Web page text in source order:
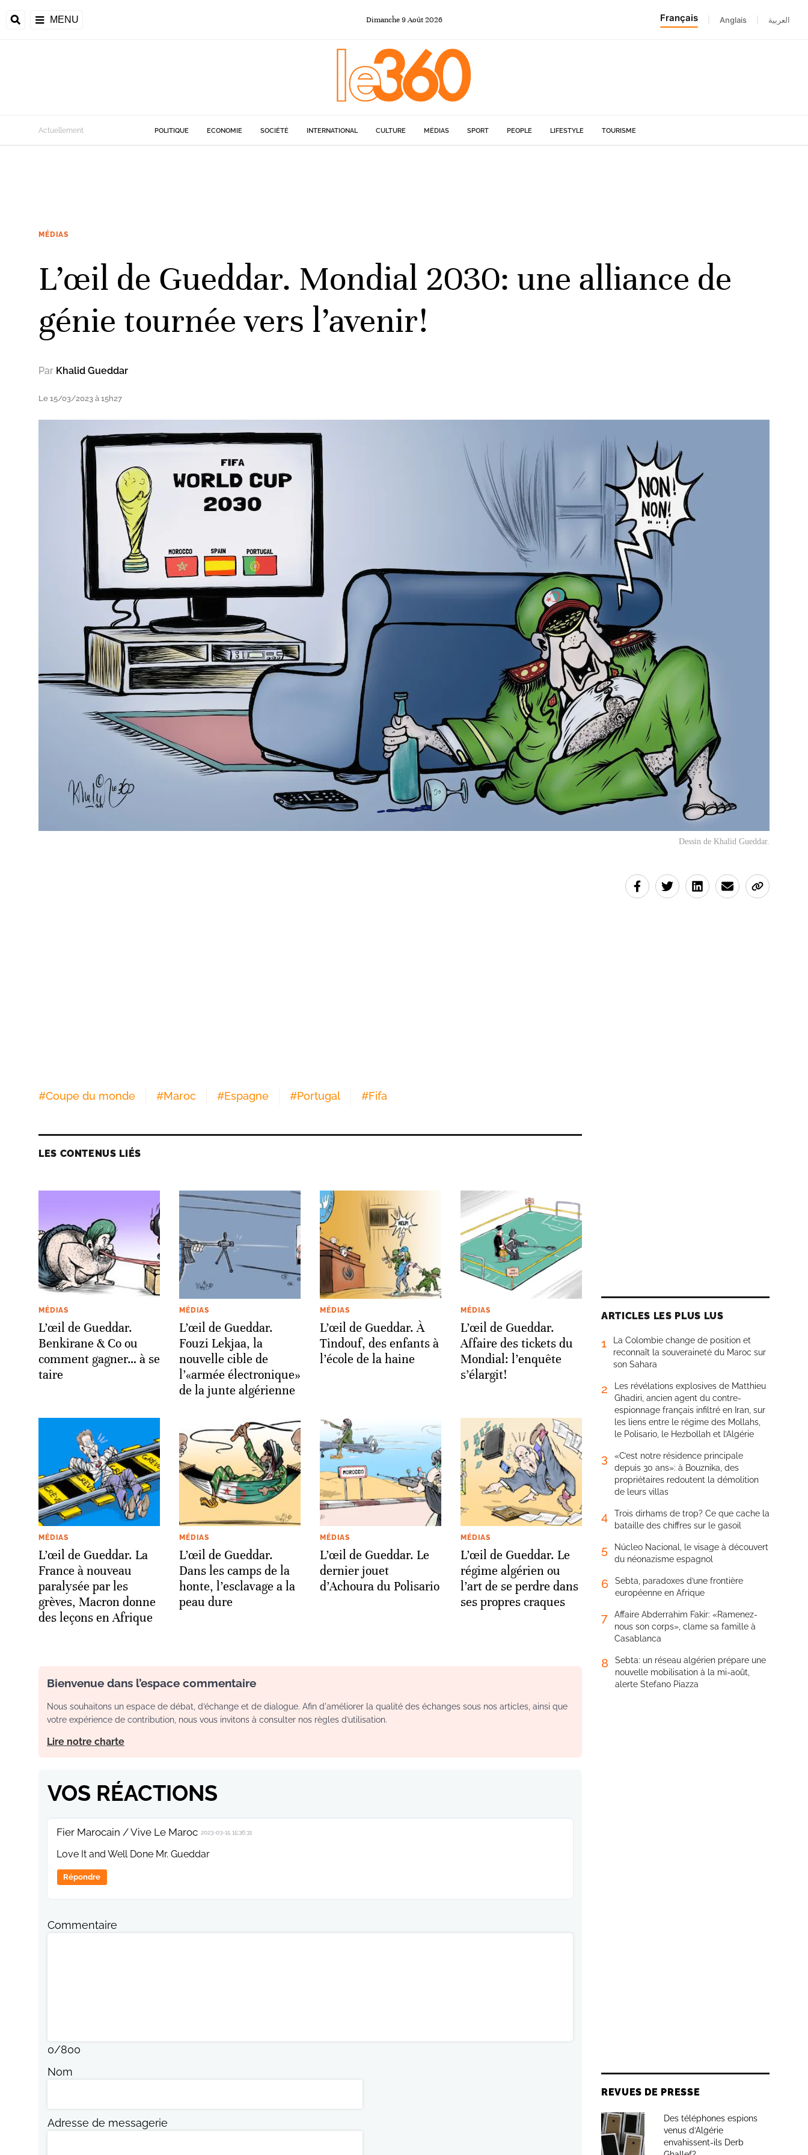
MENU Dimanche 9Août 2026 Français Anglais العربية
Actuellement POLITIQUE ECONOMIE SOCIÉTÉ INTERNATIONAL CULTURE MÉDIAS SPORT PEOPLE LIFESTYLE TOURISME
MÉDIAS
L’œil de Gueddar. Mondial 2030: une alliance de
génie tournée vers l’avenir!
Par Khalid Gueddar
Le 15/03/2023 à 15h27
Dessin de Khalid Gueddar.
#Coupe du monde #Maroc #Espagne #Portugal #Fifa
LES CONTENUS LIÉS
MÉDIAS
L’œil de Gueddar.
Benkirane & Co ou
comment gagner… à se
taire
MÉDIAS
L’œil de Gueddar.
Fouzi Lekjaa, la
nouvelle cible de
l’«armée électronique»
de la junte algérienne
MÉDIAS
L’œil de Gueddar. À
Tindouf, des enfants à
l’école de la haine
MÉDIAS
L’œil de Gueddar.
Affaire des tickets du
Mondial: l’enquête
s’élargit!
MÉDIAS
L’œil de Gueddar. La
France à nouveau
paralysée par les
grèves, Macron donne
des leçons en Afrique
MÉDIAS
L’œil de Gueddar.
Dans les camps de la
honte, l’esclavage a la
peau dure
MÉDIAS
L’œil de Gueddar. Le
dernier jouet
d’Achoura du Polisario
MÉDIAS
L’œil de Gueddar. Le
régime algérien ou
l’art de se perdre dans
ses propres craques
Bienvenue dans l’espace commentaire
Nous souhaitons un espace de débat, d’échange et de dialogue. Afin d'améliorer la qualité des échanges sous nos articles, ainsi que
votre expérience de contribution, nous vous invitons à consulter nos règles d’utilisation.
Lire notre charte
VOS RÉACTIONS
Fier Marocain / Vive Le Maroc 2023-03-15 15:36:31
Love It and Well Done Mr. Gueddar
Répondre
Commentaire
0/800
Nom
Adresse de messagerie
ARTICLES LES PLUS LUS
1
La Colombie change de position et
reconnaît la souveraineté du Maroc sur
son Sahara
2
Les révélations explosives de Matthieu
Ghadiri, ancien agent du contre-
espionnage français infiltré en Iran, sur
les liens entre le régime des Mollahs,
le Polisario, le Hezbollah et l’Algérie
3
«C’est notre résidence principale
depuis 30 ans»: à Bouznika, des
propriétaires redoutent la démolition
de leurs villas
4
Trois dirhams de trop? Ce que cache la
bataille des chiffres sur le gasoil
5
Núcleo Nacional, le visage à découvert
du néonazisme espagnol
6
Sebta, paradoxes d’une frontière
européenne en Afrique
7
Affaire Abderrahim Fakir: «Ramenez-
nous son corps», clame sa famille à
Casablanca
8
Sebta: un réseau algérien prépare une
nouvelle mobilisation à la mi-août,
alerte Stefano Piazza
REVUES DE PRESSE
Des téléphones espions
venus d’Algérie
envahissent-ils Derb